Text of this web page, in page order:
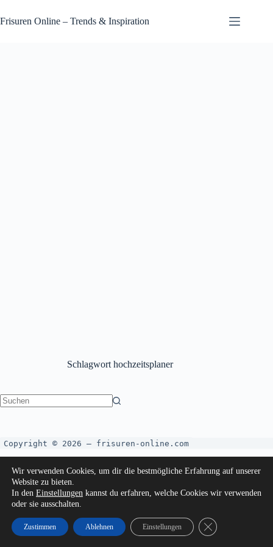
Inhalt
springen
Frisuren Online – Trends & Inspiration
Schlagwort hochzeitsplaner
Copyright © 2026 – frisuren-online.com
Wir verwenden Cookies, um dir die bestmögliche Erfahrung auf unserer
Website zu bieten.
In den Einstellungen kannst du erfahren, welche Cookies wir verwenden
oder sie ausschalten.
Zustimmen Ablehnen Einstellungen GDPR Cookie-